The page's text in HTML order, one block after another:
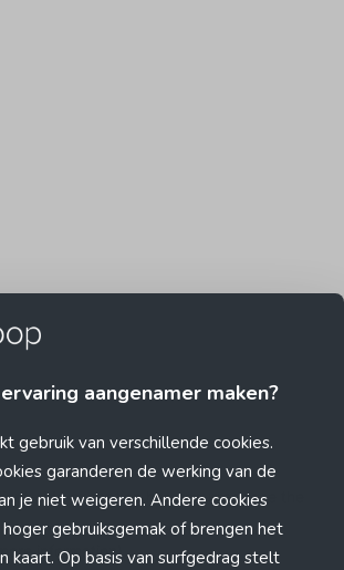
aangenamer maken?
gebruik van verschillende cookies.
garanderen de werking van de
je niet weigeren. Andere cookies
gebruiksgemak of brengen het
kaart. Op basis van surfgedrag stelt
side exception has occurred (see the
information)